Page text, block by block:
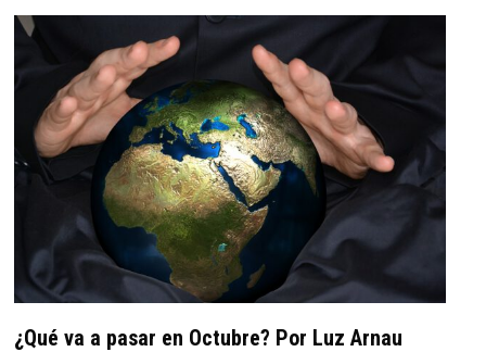
¿Qué va a pasar en Octubre? Por Luz Arnau